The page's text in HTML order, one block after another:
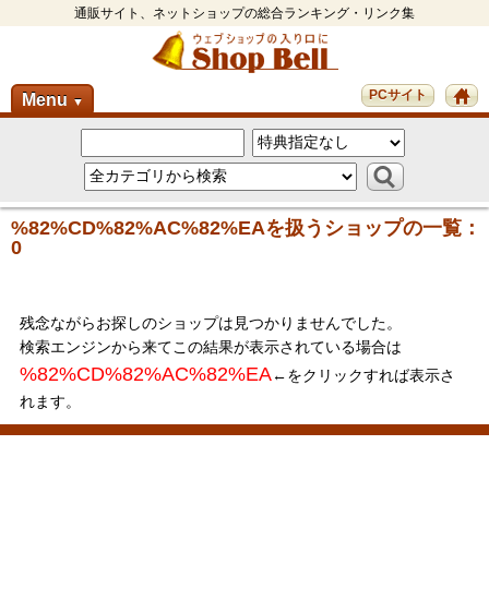
通販サイト、ネットショップの総合ランキング・リンク集
Menu ▼ PCサイト
%82%CD%82%AC%82%EAを扱うショップの一覧：
0
残念ながらお探しのショップは見つかりませんでした。
検索エンジンから来てこの結果が表示されている場合は
%82%CD%82%AC%82%EA←をクリックすれば表示さ
れます。